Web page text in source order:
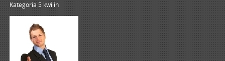
Kategoria 5 kwiin